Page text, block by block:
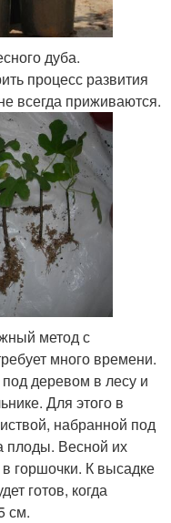
дуба.
процесс развития
всегда приживаются.
метод с
много времени.
деревом в лесу и
Для этого в
набранной под
плоды. Весной их
горшочки. К высадке
готов, когда
см.